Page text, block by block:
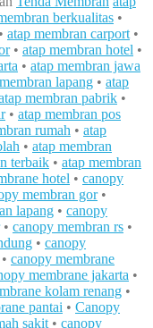
berkualitas •
• atap membran carport •
• atap membran hotel •
• atap membran jawa
lapang • atap
membran pabrik •
• atap membran pos
rumah • atap
• atap membran
terbaik • atap membran
hotel • canopy
membran gor•
lapang • canopy
• canopy membran rs •
• canopy
• canopy membrane
membrane jakarta •
kolam renang •
pantai • Canopy
sakit • canopy